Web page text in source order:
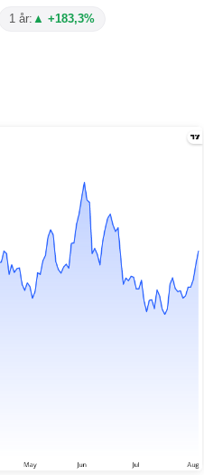
1 år: ▲ +183,3%